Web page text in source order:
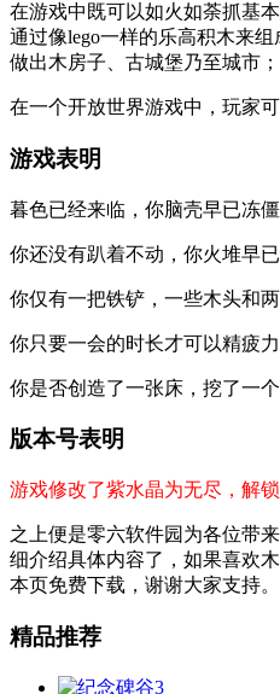
在游戏中既可以如火如荼抓基
通过像lego一样的乐高积木来
做出木房子、古城堡乃至城市；
在一个开放世界游戏中，玩家
游戏表明
暮色已经来临，你脑壳早已冻僵
你还没有趴着不动，你火堆早已
你仅有一把铁铲，一些木头和两
你只要一会的时长才可以精疲力
你是否创造了一张床，挖了一
版本号表明
游戏修改了紫水晶为无尽，解锁
之上便是零六软件园为各位带
细介绍具体内容了，如果喜欢
本页免费下载，谢谢大家支持。
精品推荐